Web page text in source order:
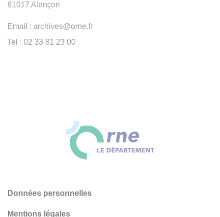
61017 Alençon
Email : archives@orne.fr
Tel : 02 33 81 23 00
Données personnelles
Mentions légales